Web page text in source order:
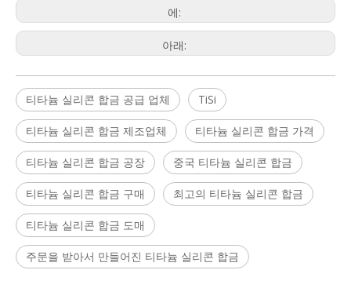
에:
아래:
티타늄 실리콘 합금 공급 업체 TiSi
티타늄 실리콘 합금 제조업체 티타늄 실리콘 합금 가격
티타늄 실리콘 합금 공장 중국 티타늄 실리콘 합금
티타늄 실리콘 합금 구매 최고의 티타늄 실리콘 합금
티타늄 실리콘 합금 도매
주문을 받아서 만들어진 티타늄 실리콘 합금